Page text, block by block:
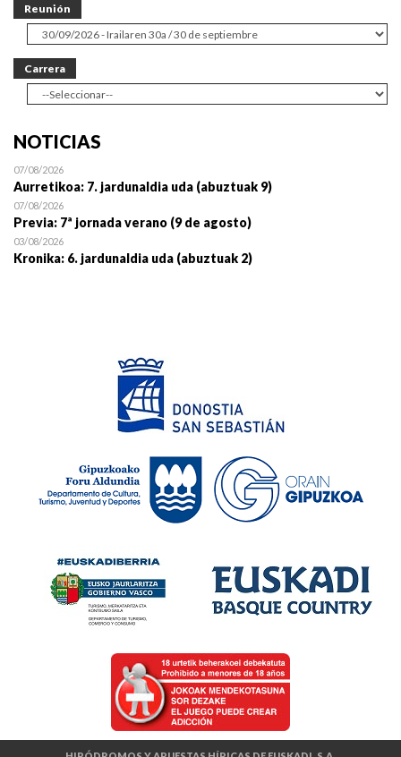
Reunión
Carrera
NOTICIAS
07/08/2026
Aurretikoa: 7. jardunaldia uda (abuztuak 9)
07/08/2026
Previa: 7ª jornada verano (9 de agosto)
03/08/2026
Kronika: 6. jardunaldia uda (abuztuak 2)